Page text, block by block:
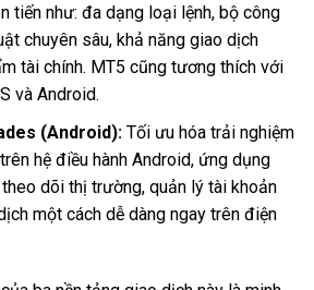
tiến như: đa dạng loại lệnh, bộ công
chuyên sâu, khả năng giao dịch
tài chính. MT5 cũng tương thích với
và Android.
(Android):Tối ưu hóa trải nghiệm
hệ điều hành Android, ứng dụng
dõi thị trường, quản lý tài khoản
một cách dễ dàng ngay trên điện